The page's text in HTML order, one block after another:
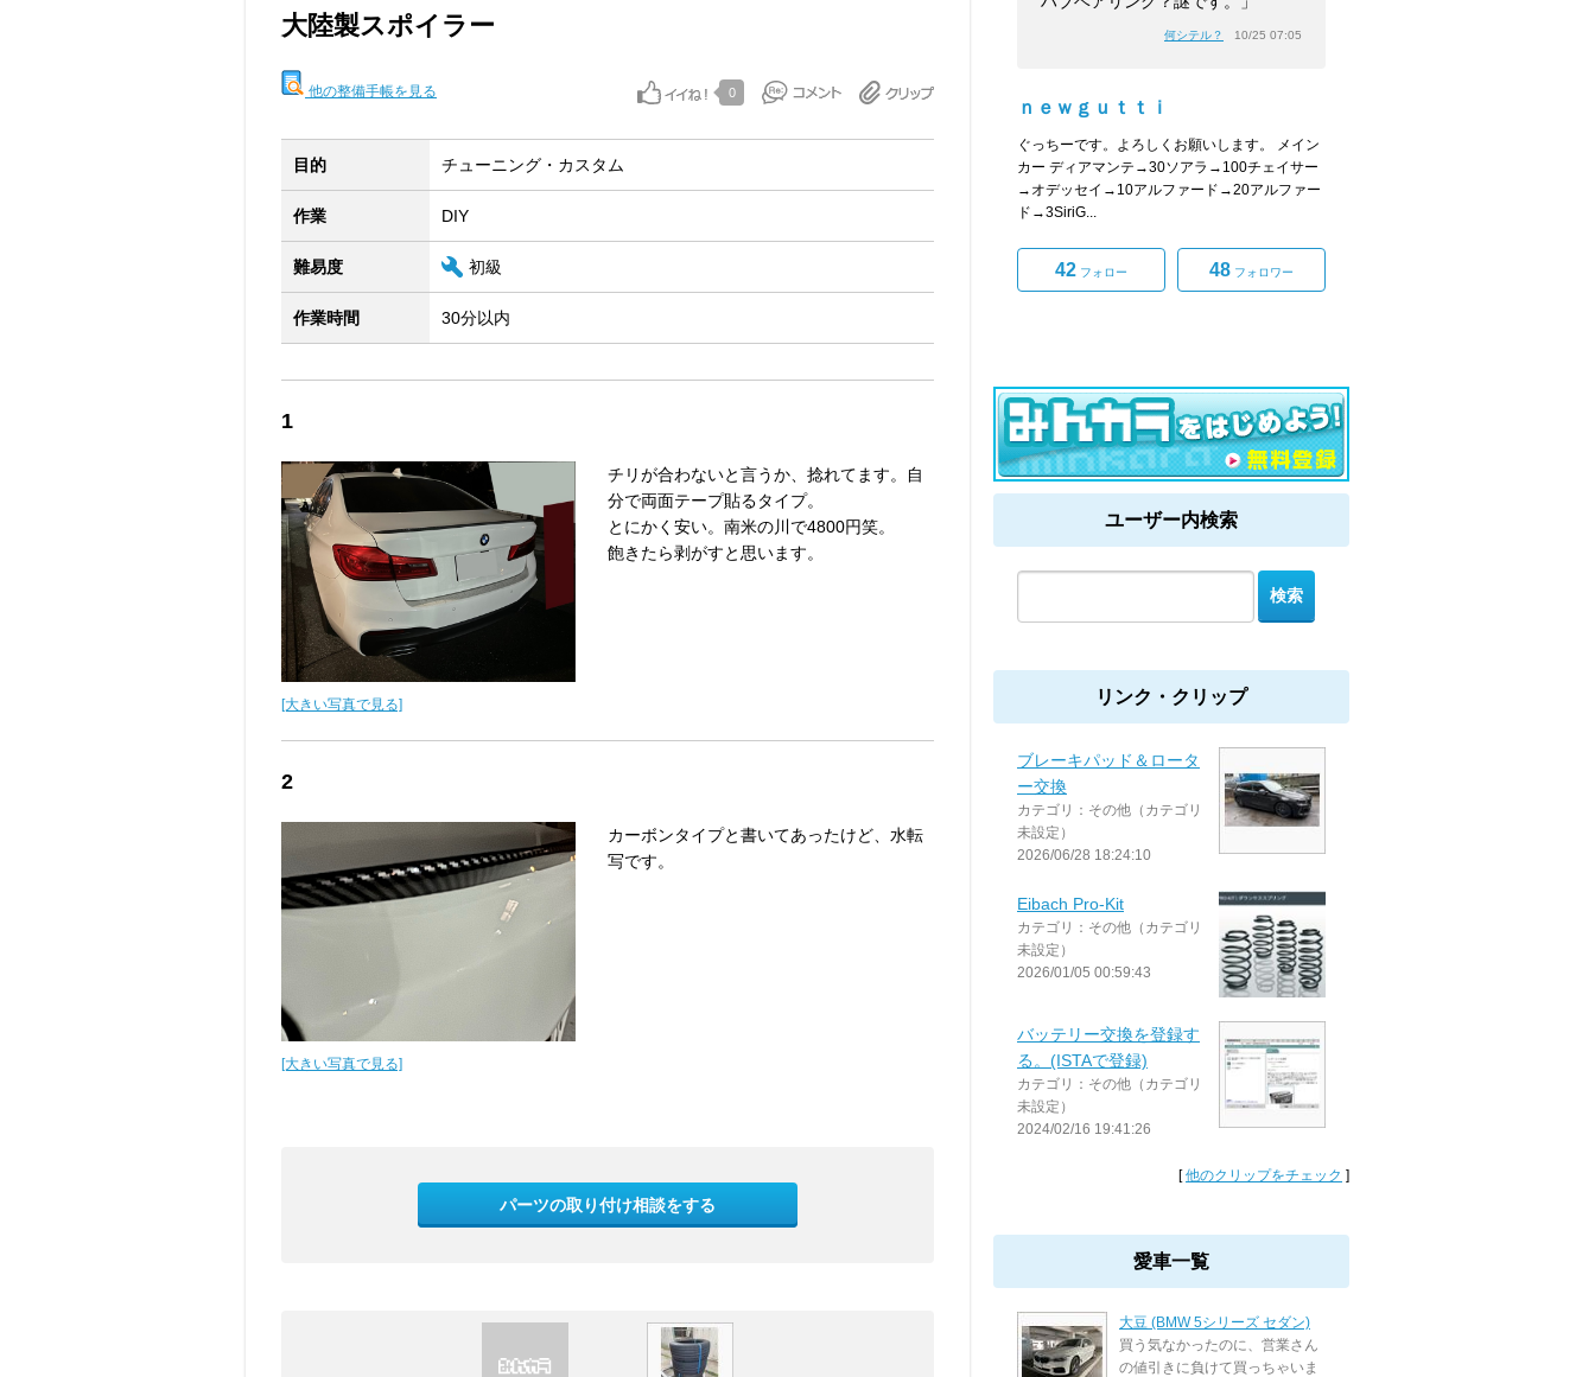
大陸製スポイラー
他の整備手帳を見る 0
目的 チューニング・カスタム
作業 DIY
難易度 初級
作業時間 30分以内
1
[大きい写真で見る]
チリが合わないと言うか、捻れてます。自
分で両面テープ貼るタイプ。
とにかく安い。南米の川で4800円笑。
飽きたら剥がすと思います。
2
[大きい写真で見る]
カーボンタイプと書いてあったけど、水転
写です。
パーツの取り付け相談をする
何シテル？ 10/25 07:05
ｎｅｗｇｕｔｔｉ
ぐっちーです。よろしくお願いします。 メイン
カー ディアマンテ→30ソアラ→100チェイサー
→オデッセイ→10アルファード→20アルファー
ド→3SiriG...
42 フォロー 48 フォロワー
ユーザー内検索
リンク・クリップ
ブレーキパッド＆ロータ
ー交換
カテゴリ：その他（カテゴリ
未設定）
2026/06/28 18:24:10
Eibach Pro-Kit
カテゴリ：その他（カテゴリ
未設定）
2026/01/05 00:59:43
バッテリー交換を登録す
る。(ISTAで登録)
カテゴリ：その他（カテゴリ
未設定）
2024/02/16 19:41:26
[他のクリップをチェック ]
愛車一覧
大豆 (BMW 5シリーズ セダン)
買う気なかったのに、営業さん
の値引きに負けて買っちゃいま